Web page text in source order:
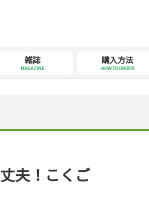
雑誌
MAGAZINE
購入方法
HOW TO ORDER
夫！こくご